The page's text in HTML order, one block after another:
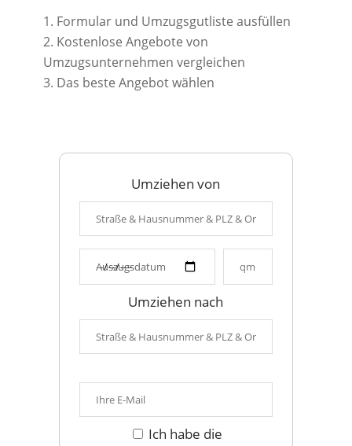
Formular und Umzugsgutliste ausfüllen
Kostenlose Angebote von
Umzugsunternehmen vergleichen
Das beste Angebot wählen
Umziehen von
Umziehen nach
Ich habe die